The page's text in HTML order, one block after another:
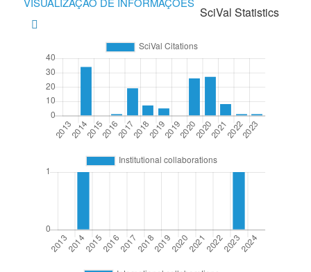
SciVal Statistics